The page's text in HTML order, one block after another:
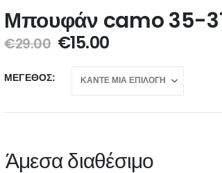
Μπουφάν camo 35-
€29.00 €15.00
ΜΈΓΕΘΟΣ
Άμεσα διαθέσιμο